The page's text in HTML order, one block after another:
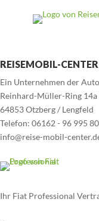
REISEMOBIL-CENTER
Ein Unternehmen der
Reinhard-Müller-Ring 14a
64853 Otzberg / Lengfeld
Telefon: 06162 - 96 995 80
info@reise-mobil-
Ihr Fiat Professional